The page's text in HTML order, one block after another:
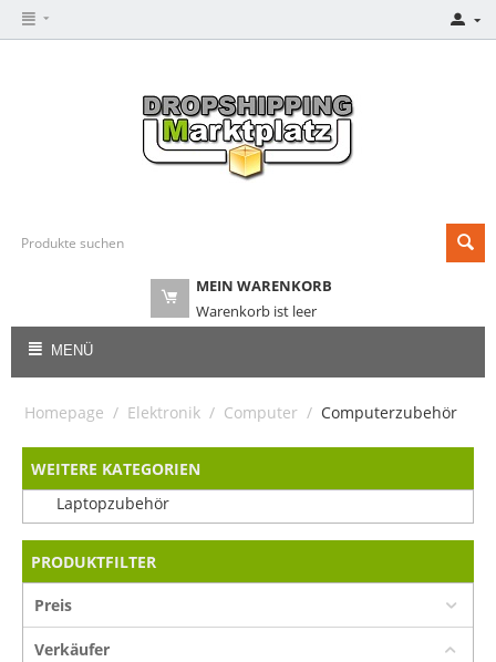
MEIN WARENKORB
Warenkorb ist leer
MENÜ
Homepage / Elektronik / Computer / Computerzubehör
WEITERE KATEGORIEN
Laptopzubehör
PRODUKTFILTER
Preis
Verkäufer